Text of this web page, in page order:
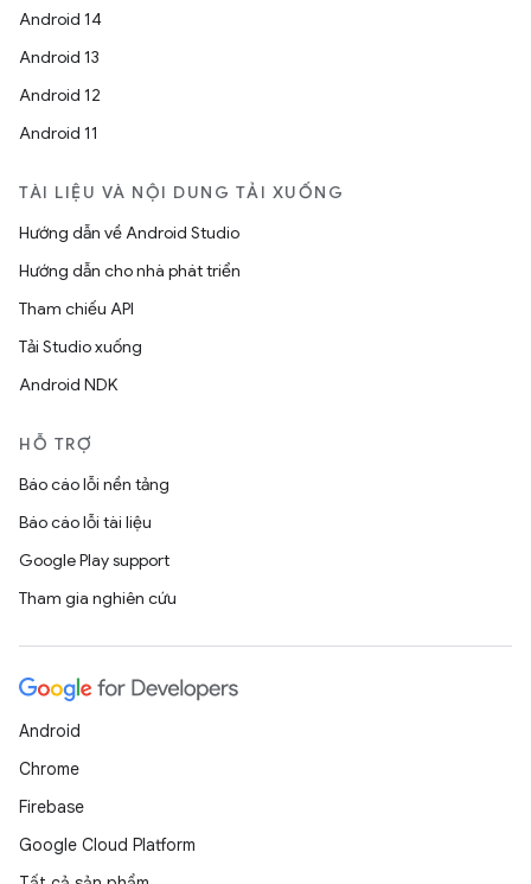
Android 14
Android 13
Android 12
Android 11
TÀI LIỆU VÀ NỘI DUNG TẢI XUỐNG
Hướng dẫn về Android Studio
Hướng dẫn cho nhà phát triển
Tham chiếu API
Tải Studio xuống
Android NDK
HỖ TRỢ
Báo cáo lỗi nền tảng
Báo cáo lỗi tài liệu
Google Play support
Tham gia nghiên cứu
Android
Chrome
Firebase
Google Cloud Platform